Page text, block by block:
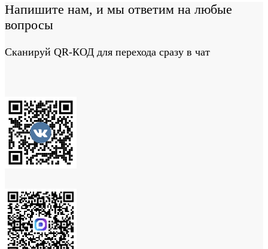
Напишите нам, и мы ответим на любые
вопросы
Сканируй QR-КОД для перехода сразу в чат